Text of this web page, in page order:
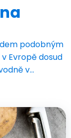
podobným
Evropě dosud
v…